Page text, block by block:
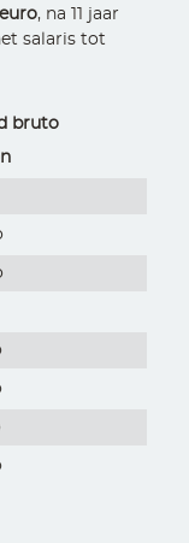
, na 11 jaar
salaris tot
bruto